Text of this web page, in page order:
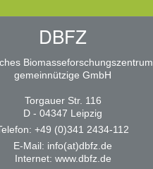
DBFZ
Biomasseforschungszentrum
gemeinnützige GmbH
Torgauer Str. 116
D - 04347 Leipzig
+49 (0)341 2434-112
E-Mail: info(at)dbfz.de
Internet: www.dbfz.de